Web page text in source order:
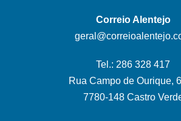
Correio Alentejo
Tel.: 286 328 417
Rua Campo de Ourique,
7780-148 Castro